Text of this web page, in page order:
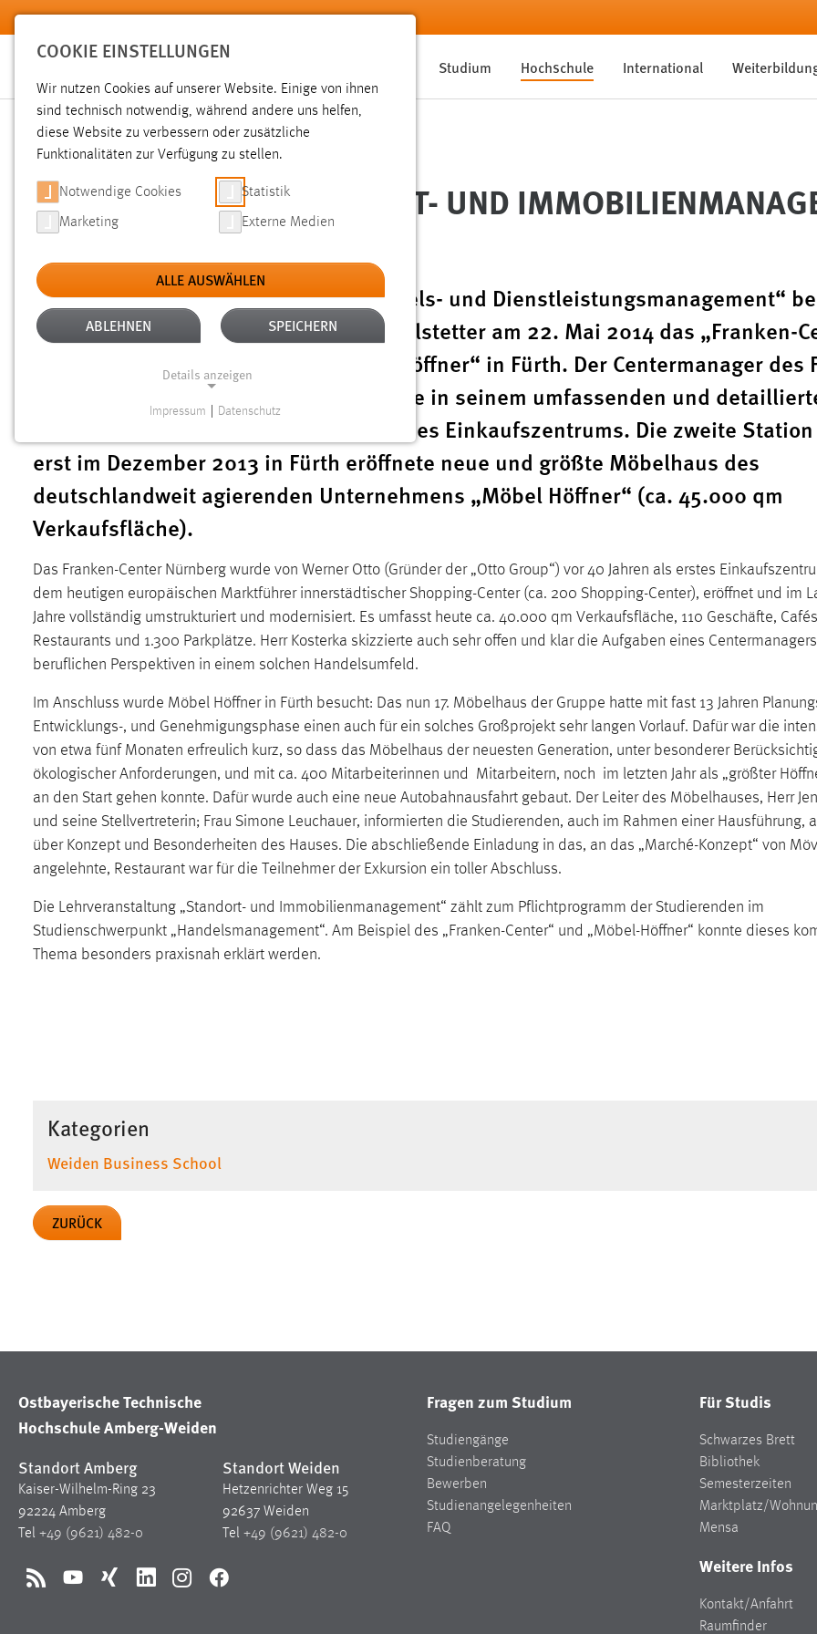
Zum Hauptinhalt springen
Studium Hochschule International
Sie sind hier:
Hochschule Aktuelles News der OTH Amberg-Weiden
EXKURSION IM „STANDORT- UND
26.05.2014
Studierende des Studiengangs „Handels- und Dienstleistungsmanagement“
unter Leitung von Prof. Dr. Reiner Anselstetter am 22. Mai 2014 das „Franken-
Nürnberg und das neue Möbelhaus „Höffner“ in Fürth. Der Centermanager des
Center, Herr Frank Kosterka, informierte in seinem umfassenden und
Vortrag über Struktur und Mieter-Mix des Einkaufszentrums. Die zweite
erst im Dezember 2013 in Fürth eröffnete neue und größte Möbelhaus des
deutschlandweit agierenden Unternehmens „Möbel Höffner“ (ca. 45.000 qm
Verkaufsfläche).
Das Franken-Center Nürnberg wurde von Werner Otto (Gründer der „Otto Group“) vor 40 Jahren als erstes
dem heutigen europäischen Marktführer innerstädtischer Shopping-Center (ca. 200 Shopping-Center), eröffnet und im
Jahre vollständig umstrukturiert und modernisiert. Es umfasst heute ca. 40.000 qm Verkaufsfläche, 110 Geschäfte,
Restaurants und 1.300 Parkplätze. Herr Kosterka skizzierte auch sehr offen und klar die Aufgaben eines
beruflichen Perspektiven in einem solchen Handelsumfeld.
Im Anschluss wurde Möbel Höffner in Fürth besucht: Das nun 17. Möbelhaus der Gruppe hatte mit fast 13 Jahren
Entwicklungs-, und Genehmigungsphase einen auch für ein solches Großprojekt sehr langen Vorlauf. Dafür war die
von etwa fünf Monaten erfreulich kurz, so dass das Möbelhaus der neuesten Generation, unter besonderer
ökologischer Anforderungen, und mit ca. 400 Mitarbeiterinnen und Mitarbeitern, noch im letzten Jahr als „größter
an den Start gehen konnte. Dafür wurde auch eine neue Autobahnausfahrt gebaut. Der Leiter des Möbelhauses, Herr
und seine Stellvertreterin; Frau Simone Leuchauer, informierten die Studierenden, auch im Rahmen einer Hausführung,
über Konzept und Besonderheiten des Hauses. Die abschließende Einladung in das, an das „Marché-Konzept“ von
angelehnte, Restaurant war für die Teilnehmer der Exkursion ein toller Abschluss.
Die Lehrveranstaltung „Standort- und Immobilienmanagement“ zählt zum Pflichtprogramm der Studierenden im
Studienschwerpunkt „Handelsmanagement“. Am Beispiel des „Franken-Center“ und „Möbel-Höffner“ konnte dieses
Thema besonders praxisnah erklärt werden.
Kategorien
Weiden Business School
ZURÜCK
Ostbayerische Technische
Hochschule Amberg-Weiden
Standort Amberg
Kaiser-Wilhelm-Ring 23
92224 Amberg
Tel +49 (9621) 482-0
Standort Weiden
Hetzenrichter Weg 15
92637 Weiden
Tel +49 (9621) 482-0
RSS YouTubeXing LinkedInInstagramFacebook
Fragen zum Studium
Studiengänge
Studienberatung
Bewerben
Studienangelegenheiten
FAQ
Für Studis
Schwarzes Brett
Bibliothek
Semesterzeiten
Marktplatz/
Mensa
Weitere Infos
Kontakt/Anfahrt
Raumfinder
COOKIE EINSTELLUNGEN
Wir nutzen Cookies auf unserer Website. Einige von ihnen
sind technisch notwendig, während andere uns helfen,
diese Website zu verbessern oder zusätzliche
Funktionalitäten zur Verfügung zu stellen.
Notwendige Cookies Statistik
Marketing Externe Medien
ALLE AUSWÄHLEN
ABLEHNEN SPEICHERN
Details anzeigen
Notwendige Cookies ermöglichen grundlegende
Funktionen und sind für die einwandfreie Funktion der
Website erforderlich.
Name: cookie_consent
Zweck:
Dieser Cookie speichert die
ausgewählten Einverständnis-Optionen
Performance
Name: staticfilecache
Zweck:
Für performante Seitenauslieferung wird
in diesem Cookie gespeichert, ob man
eingeloggt ist.
Sprachpräferenz
Name: site-language-preference
Name:
5e9dbeb1811c0446
Login
Name: fe_user, be_user, be_lastLoginProvider
Zweck:
Dieser Cookie ist notwendig um sich an
Cookie Laufzeit:
Statistik Cookies erfassen Informationen anonym.
Impressum Datenschutz